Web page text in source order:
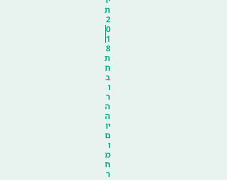
ת
2
0
1
8
ת
ח
ב
ו
ר
ה
ה
יו
ם
ו
מ
ח
ר